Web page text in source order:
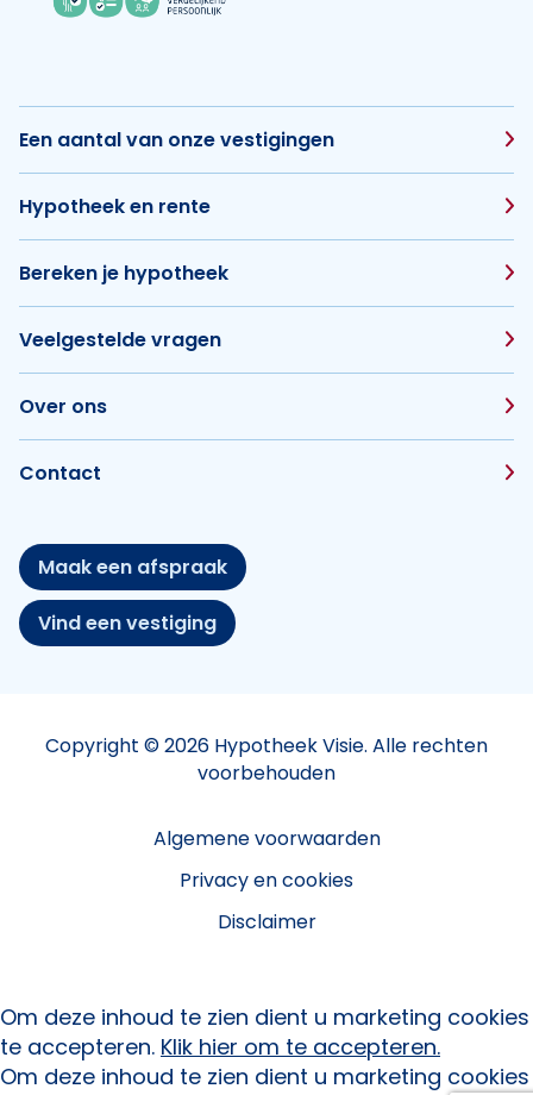
Een aantal van onze vestigingen
Hypotheek en rente
Bereken je hypotheek
Veelgestelde vragen
Over ons
Contact
Maak een afspraak
Vind een vestiging
Copyright © 2026 Hypotheek Visie. Alle rechten
voorbehouden
Algemene voorwaarden
Privacy en cookies
Disclaimer
Om deze inhoud te zien dient u marketing cookies
te accepteren. Klik hier om te accepteren.
Om deze inhoud te zien dient u marketing cookies